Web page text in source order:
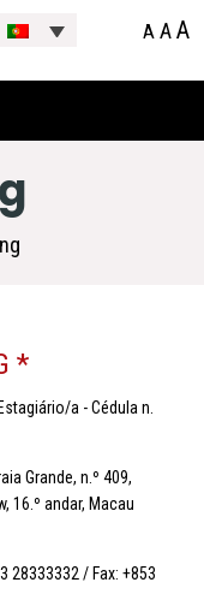
A AA
*
a - Cédula n.
Grande, n.º 409,
16.º andar, Macau
28333332 / Fax: +853